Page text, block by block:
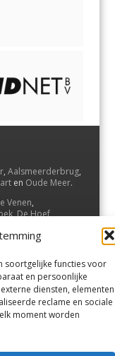
soortgelijke functies voor
en persoonlijke
diensten, elementen
reclame en sociale
moment worden
, Aalsmeerderbrug,
en Oude Meer.
Venen,
,De Hoef,
,Waverveen
enDe Kwakel.